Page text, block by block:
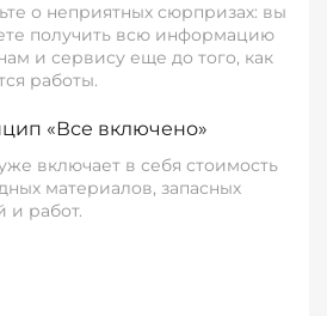
о неприятных сюрпризах: вы
получить всю информацию
и сервису еще до того, как
работы.
«Все включено»
включает в себя стоимость
материалов, запасных
и работ.